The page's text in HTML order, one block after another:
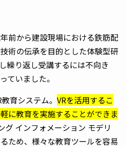
前から建設現場における鉄筋配
術の伝承を目的とした体験型研
繰り返し受講するには不向き
ていました。
育システム。 VRを活用するこ
に教育を実施することができま
グ インフォメーション モデリ
ため、様々な教育ツールを容易